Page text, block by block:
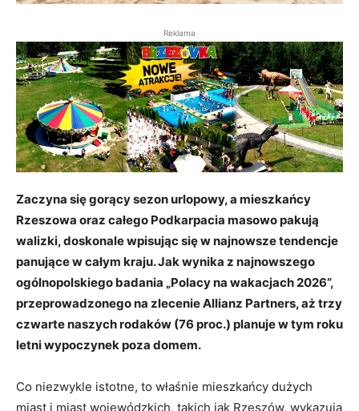
Reklama
Zaczyna się gorący sezon urlopowy, a mieszkańcy
Rzeszowa oraz całego Podkarpacia masowo pakują
walizki, doskonale wpisując się w najnowsze tendencje
panujące w całym kraju. Jak wynika z najnowszego
ogólnopolskiego badania „Polacy na wakacjach 2026”,
przeprowadzonego na zlecenie Allianz Partners, aż trzy
czwarte naszych rodaków (76 proc.) planuje w tym roku
letni wypoczynek poza domem.
Co niezwykle istotne, to właśnie mieszkańcy dużych
miast i miast wojewódzkich, takich jak Rzeszów, wykazują